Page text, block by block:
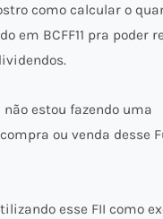
como calcular o
em BCFF11 pra poder
não estou fazendo uma
ou venda desse
esse FII como